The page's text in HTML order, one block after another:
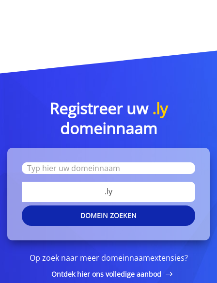
Registreer uw .ly
domeinnaam
.ly
DOMEIN ZOEKEN
Op zoek naar meer domeinnaamextensies?
Ontdek hier ons volledige aanbod